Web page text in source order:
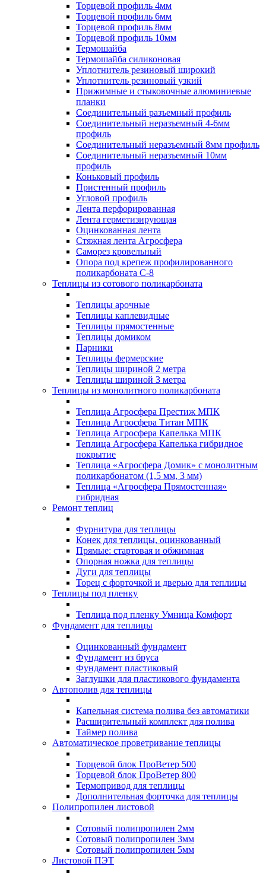
Торцевой профиль 4мм
Торцевой профиль 6мм
Торцевой профиль 8мм
Торцевой профиль 10мм
Термошайба
Термошайба силиконовая
Уплотнитель резиновый широкий
Уплотнитель резиновый узкий
Прижимные и стыковочные алюминиевые
планки
Соединительный разъемный профиль
Соединительный неразъемный 4-6мм
профиль
Соединительный неразъемный 8мм профиль
Соединительный неразъемный 10мм
профиль
Коньковый профиль
Пристенный профиль
Угловой профиль
Лента перфорированная
Лента герметизирующая
Оцинкованная лента
Стяжная лента Агросфера
Саморез кровельный
Опора под крепеж профилированного
поликарбоната С-8
Теплицы из сотового поликарбоната
Теплицы арочные
Теплицы каплевидные
Теплицы прямостенные
Теплицы домиком
Парники
Теплицы фермерские
Теплицы шириной 2 метра
Теплицы шириной 3 метра
Теплицы из монолитного поликарбоната
Теплица Агросфера Престиж МПК
Теплица Агросфера Титан МПК
Теплица Агросфера Капелька МПК
Теплица Агросфера Капелька гибридное
покрытие
Теплица «Агросфера Домик» с монолитным
поликарбонатом (1,5 мм, 3 мм)
Теплица «Агросфера Прямостенная»
гибридная
Ремонт теплиц
Фурнитура для теплицы
Конек для теплицы, оцинкованный
Прямые: стартовая и обжимная
Опорная ножка для теплицы
Дуги для теплицы
Торец с форточкой и дверью для теплицы
Теплицы под пленку
Теплица под пленку Умница Комфорт
Фундамент для теплицы
Оцинкованный фундамент
Фундамент из бруса
Фундамент пластиковый
Заглушки для пластикового фундамента
Автополив для теплицы
Капельная система полива без автоматики
Расширительный комплект для полива
Таймер полива
Автоматическое проветривание теплицы
Торцевой блок ПроВетер 500
Торцевой блок ПроВетер 800
Термопривод для теплицы
Дополнительная форточка для теплицы
Полипропилен листовой
Сотовый полипропилен 2мм
Сотовый полипропилен 3мм
Сотовый полипропилен 5мм
Листовой ПЭТ